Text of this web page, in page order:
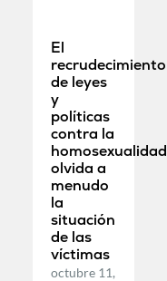
El
recrudecimiento
de leyes
y
políticas
contra la
homosexualidad
olvida a
menudo
la
situación
de las
víctimas
octubre 11,